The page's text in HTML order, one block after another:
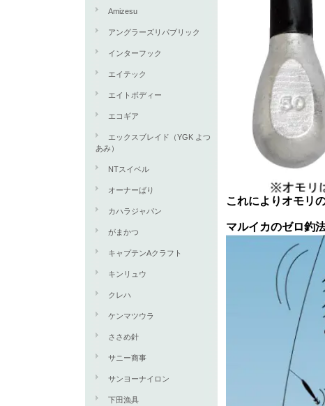
Amizesu
アングラーズリパブリック
インターフック
エイテック
エイトボディー
エコギア
エックスブレイド（YGK よつ
あみ）
NTスイベル
オーナーばり
カハラジャパン
がまかつ
キャプテンAクラフト
キンリュウ
クレハ
ケンマツウラ
ささめ針
サニー商事
サンヨーナイロン
下田漁具
これによりオモリ
マルイカのゼロ釣